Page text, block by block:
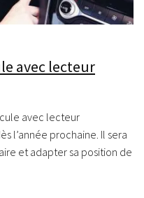
avec lecteur
avec lecteur
l’année prochaine. Il sera
et adapter sa position de